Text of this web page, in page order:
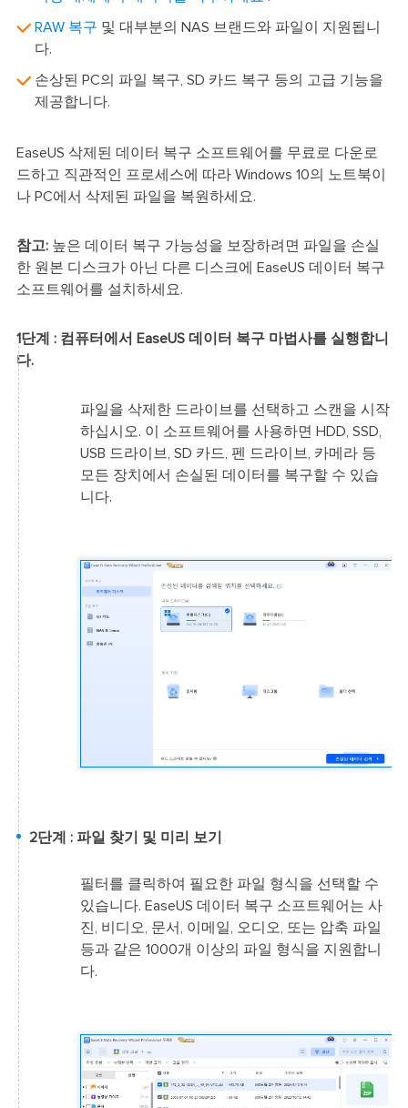
RAW 복구 및 대부분의 NAS 브랜드와 파일이 지원됩니
다.
손상된 PC의 파일 복구, SD 카드 복구 등의 고급 기능을
제공합니다.
EaseUS 삭제된 데이터 복구 소프트웨어를 무료로 다운로
드하고 직관적인 프로세스에 따라 Windows 10의 노트북이
나 PC에서 삭제된 파일을 복원하세요.
참고:높은 데이터 복구 가능성을 보장하려면 파일을 손실
한 원본 디스크가 아닌 다른 디스크에 EaseUS 데이터 복구
소프트웨어를 설치하세요.
1단계 : 컴퓨터에서 EaseUS 데이터 복구 마법사를 실행합니
다.
파일을 삭제한 드라이브를 선택하고 스캔을 시작
하십시오. 이 소프트웨어를 사용하면 HDD, SSD,
USB 드라이브, SD 카드, 펜 드라이브, 카메라 등
모든 장치에서 손실된 데이터를 복구할 수 있습
니다.
2단계 : 파일 찾기 및 미리 보기
필터를 클릭하여 필요한 파일 형식을 선택할 수
있습니다. EaseUS 데이터 복구 소프트웨어는 사
진, 비디오, 문서, 이메일, 오디오, 또는 압축 파일
등과 같은 1000개 이상의 파일 형식을 지원합니
다.